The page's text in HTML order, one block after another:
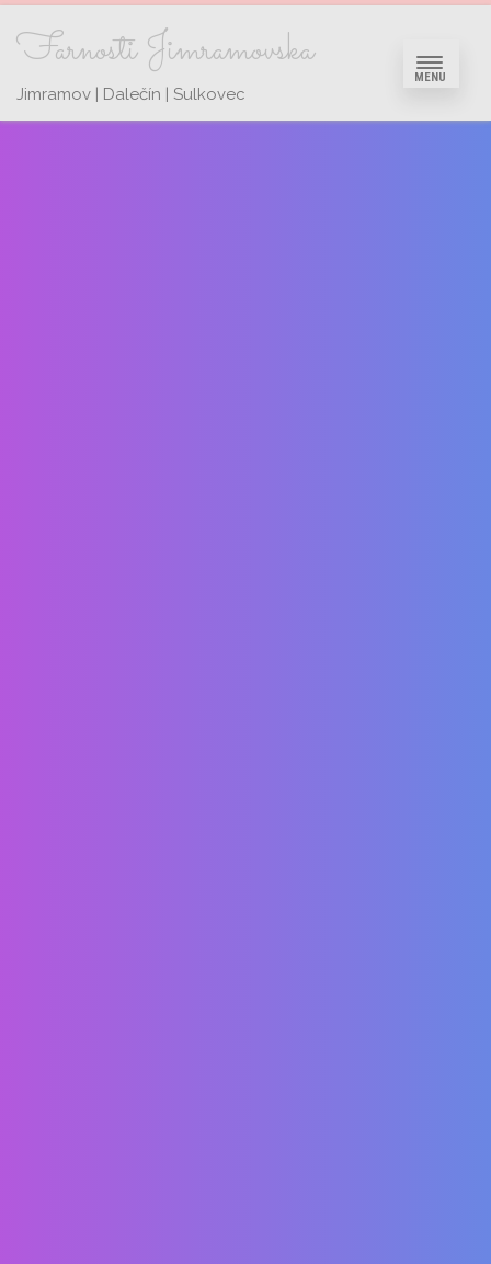
Farnosti Jimramovska
Jimramov | Dalečín | Sulkovec
MENU